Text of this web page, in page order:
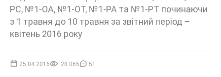
РС, №1-ОА, №1-ОТ, №1-РА та №1-РТ починаючи
з 1 травня до 10 травня за звітний період –
квітень 2016 року
25.04.2016 28 065 51